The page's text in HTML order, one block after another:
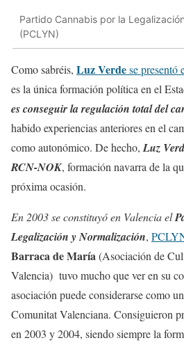
Partido Cannabis por la
(PCLYN)
Como sabréis, Luz Verdese presentó
es la única formación política en el
es conseguir la regulación total del
habido experiencias anteriores en el
como autonómico. De hecho, Luz
RCN-NOK, formación navarra de la
próxima ocasión.
En 2003 se constituyó en Valenciael
Legalización y Normalización,
Barraca de María(Asociación de
Valencia) tuvo mucho que ver en su
asociación puede considerarse como
Comunitat Valenciana. Consiguieron
en 2003 y 2004, siendo siempre la